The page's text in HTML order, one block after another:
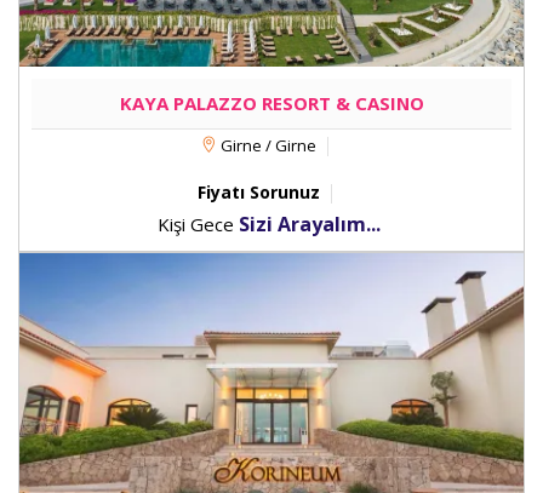
KAYA PALAZZO RESORT & CASINO
Girne / Girne
Fiyatı Sorunuz
Kişi Gece Sizi Arayalım...